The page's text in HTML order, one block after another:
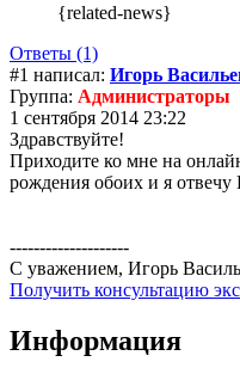
{related-news}
Ответы (1)
#1 написал: Игорь
Группа: Администраторы
1 сентября 2014 23:22
Здравствуйте!
Приходите ко мне на
рождения обоих и я отвечу
--------------------
С уважением, Игорь
Получить консультацию
Информация